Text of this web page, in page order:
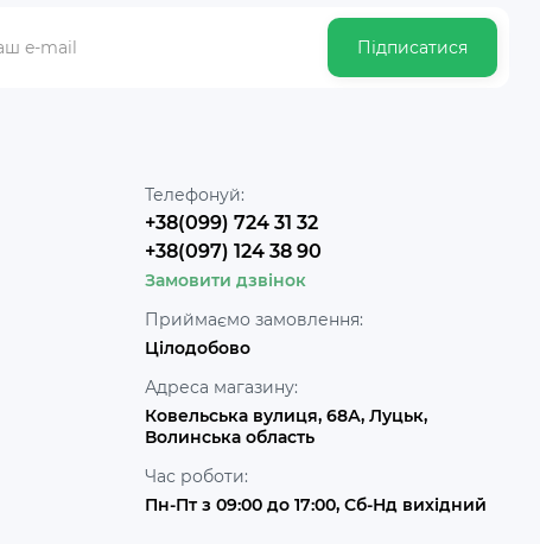
Підписатися
Телефонуй:
+38(099) 724 31 32
+38(097) 124 38 90
Замовити дзвінок
Приймаємо замовлення:
Цілодобово
Адреса магазину:
Ковельська вулиця, 68А, Луцьк,
Волинська область
Час роботи:
Пн-Пт з 09:00 до 17:00, Сб-Нд вихідний